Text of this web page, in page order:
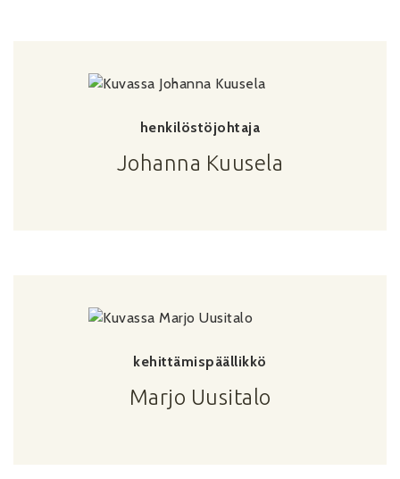
Johanna Kuusela
henkilöstöjohtaja
Marjo Uusitalo
kehittämispäällikkö